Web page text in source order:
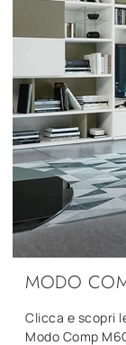
MODO
Clicca e scopri
Modo Comp